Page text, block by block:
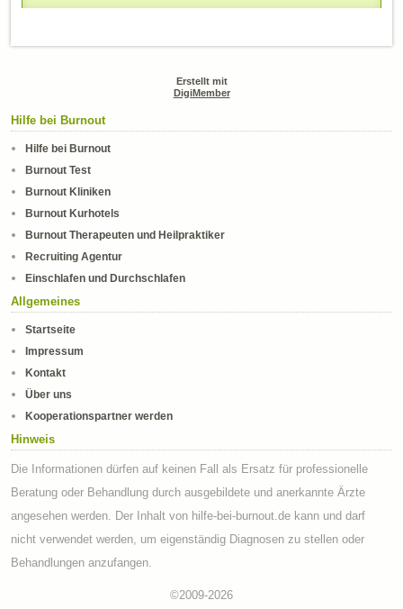
Erstellt mit
DigiMember
Hilfe bei Burnout
Hilfe bei Burnout
Burnout Test
Burnout Kliniken
Burnout Kurhotels
Burnout Therapeuten und Heilpraktiker
Recruiting Agentur
Einschlafen und Durchschlafen
Allgemeines
Startseite
Impressum
Kontakt
Über uns
Kooperationspartner werden
Hinweis
Die Informationen dürfen auf keinen Fall als Ersatz für professionelle
Beratung oder Behandlung durch ausgebildete und anerkannte Ärzte
angesehen werden. Der Inhalt von hilfe-bei-burnout.de kann und darf
nicht verwendet werden, um eigenständig Diagnosen zu stellen oder
Behandlungen anzufangen.
©2009-2026